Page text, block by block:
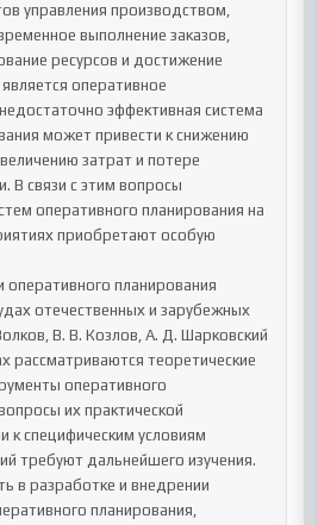
управления производством,
выполнение заказов,
ресурсов и достижение
оперативное
эффективная система
может привести к снижению
затрат и потере
В связи с этим вопросы
оперативного планирования на
приобретают особую
планирования
отечественных и зарубежных
В. В. Козлов, А. Д. Шарковский
рассматриваются теоретические
оперативного
их практической
к специфическим условиям
требуют дальнейшего изучения.
в разработке и внедрении
планирования,